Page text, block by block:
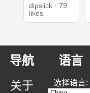
dipslick · 79
likes
导航
关于
语言
选择语言: